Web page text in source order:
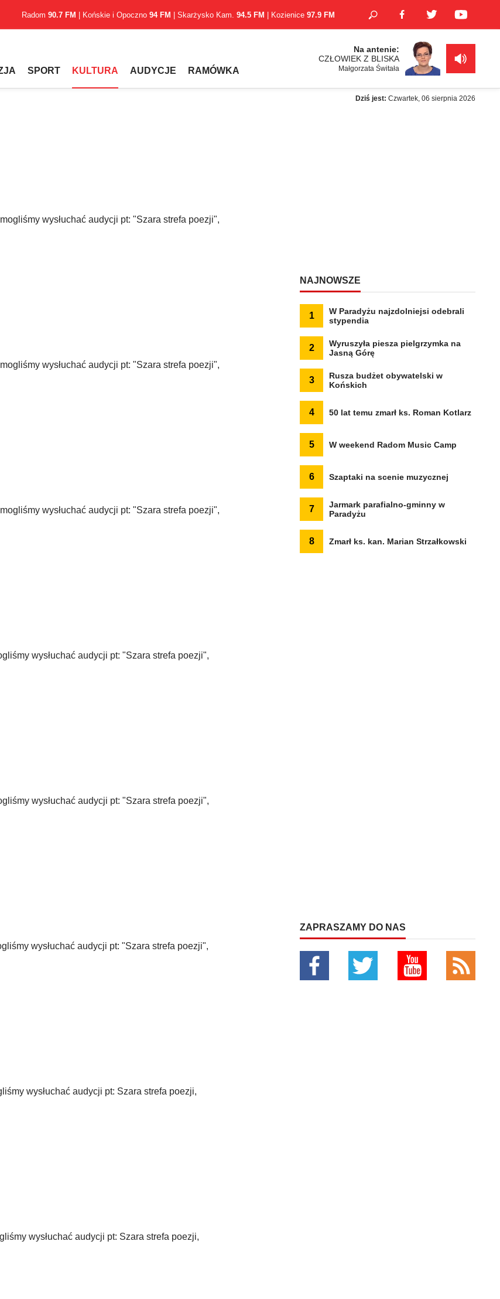
Radom 90.7 FM | Końskie i Opoczno 94 FM | Skarżysko Kam. 94.5 FM | Kozienice 97.9 FM
SPORT KULTURA AUDYCJE RAMÓWKA
Na antenie:
CZŁOWIEK Z BLISKA
Małgorzata Świtała
Dziś jest: Czwartek, 06 sierpnia 2026
wysłuchać audycji pt: "Szara strefa poezji",
wysłuchać audycji pt: "Szara strefa poezji",
wysłuchać audycji pt: "Szara strefa poezji",
wysłuchać audycji pt: "Szara strefa poezji",
wysłuchać audycji pt: "Szara strefa poezji",
wysłuchać audycji pt: "Szara strefa poezji",
wysłuchać audycji pt: Szara strefa poezji,
wysłuchać audycji pt: Szara strefa poezji,
NAJNOWSZE
1
W Paradyżu najzdolniejsi odebrali
stypendia
2
Wyruszyła piesza pielgrzymka na
Jasną Górę
3
Rusza budżet obywatelski w
Końskich
4 50 lat temu zmarł ks. Roman Kotlarz
5 W weekend Radom Music Camp
6 Szaptaki na scenie muzycznej
7
Jarmark parafialno-gminny w
Paradyżu
8 Zmarł ks. kan. Marian Strzałkowski
ZAPRASZAMY DO NAS